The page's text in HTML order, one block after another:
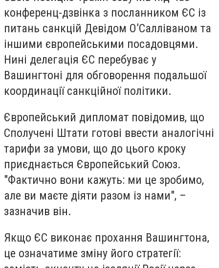
конференц-дзвінка з посланником ЄС із
питань санкцій Девідом О’Салліваном та
іншими європейськими посадовцями.
Нині делегація ЄС перебуває у
Вашингтоні для обговорення подальшої
координації санкційної політики.
Європейський дипломат повідомив, що
Сполучені Штати готові ввести аналогічні
тарифи за умови, що до цього кроку
приєднається Європейський Союз.
"Фактично вони кажуть: ми це зробимо,
але ви маєте діяти разом із нами", –
зазначив він.
Якщо ЄС виконає прохання Вашингтона,
це означатиме зміну його стратегії: